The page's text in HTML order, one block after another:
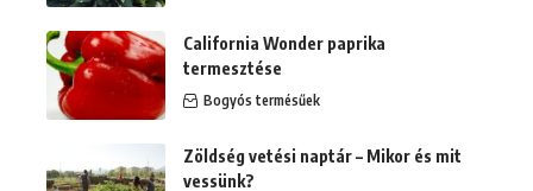
California Wonder paprika
termesztése
Bogyós termésűek
Zöldség vetési naptár – Mikor és mit
vessünk?